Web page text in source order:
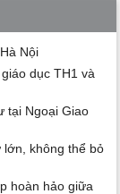
Nội
dục TH1 và
tại Ngoại Giao
lớn, không thể bỏ
hoàn hảo giữa